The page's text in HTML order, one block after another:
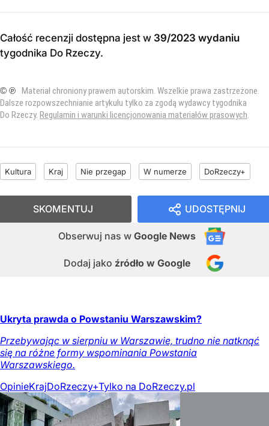
Całość recenzji dostępna jest w 39/2023 wydaniu
tygodnika Do Rzeczy.
© ℗ Materiał chroniony prawem autorskim. Wszelkie prawa zastrzeżone.
Dalsze rozpowszechnianie artykułu tylko za zgodą wydawcy tygodnika
Do Rzeczy. Regulamin i warunki licencjonowania materiałów prasowych
Kultura Kraj Nie przegap W numerze DoRzeczy+
UDOSTĘPNIJ
Obserwuj nas w Google News
Dodaj jako źródło w Google
SKOMENTUJ
Ukryta prawda o Powstaniu Warszawskim?
Przebywając w sierpniu w Warszawie, trudno nie natknąć
się na różne formy wspominania Powstania
Warszawskiego.
OpinieKrajDoRzeczy+Tylko na DoRzeczy.pl